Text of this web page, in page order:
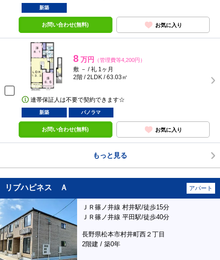
新築
お問い合わせ(無料) お気に入り
8 万円 （管理費等4,200円）
敷 － / 礼 1ヶ月
2階 / 2LDK / 63.03㎡
連帯保証人は不要で契約できます☆
新築 パノラマ
お問い合わせ(無料) お気に入り
もっと見る
リブハピネス Ａ アパート
ＪＲ篠ノ井線 村井駅/徒歩15分
ＪＲ篠ノ井線 平田駅/徒歩40分
長野県松本市村井町西２丁目
2階建 / 築0年